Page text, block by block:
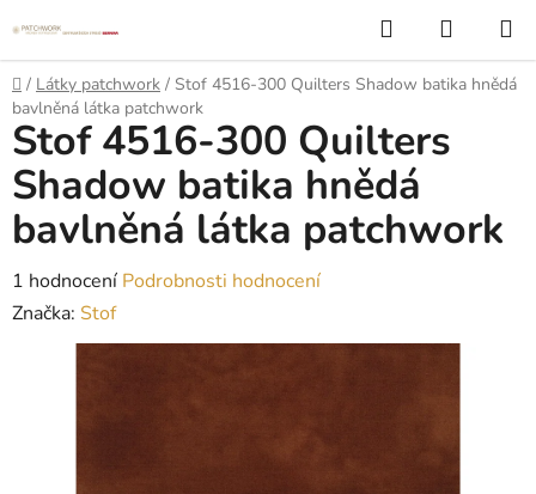
na
obsah
Hledat
KOŠÍK
Domů
/ Látky patchwork / Stof 4516-300 Quilters Shadow batika hnědá
bavlněná látka patchwork
Stof 4516-300 Quilters
Shadow batika hnědá
bavlněná látka patchwork
Průměrné
hodnocení
produktu
1 hodnocení Podrobnosti hodnocení
Značka: Stof